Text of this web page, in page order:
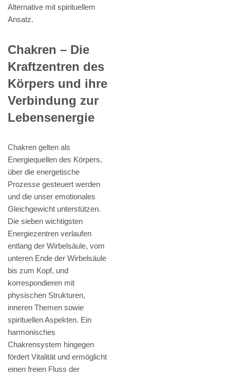
Alternative mit spirituellem
Ansatz.
Chakren – Die
Kraftzentren des
Körpers und ihre
Verbindung zur
Lebensenergie
Chakren gelten als
Energiequellen des Körpers,
über die energetische
Prozesse gesteuert werden
und die unser emotionales
Gleichgewicht unterstützen.
Die sieben wichtigsten
Energiezentren verlaufen
entlang der Wirbelsäule, vom
unteren Ende der Wirbelsäule
bis zum Kopf, und
korrespondieren mit
physischen Strukturen,
inneren Themen sowie
spirituellen Aspekten. Ein
harmonisches
Chakrensystem hingegen
fördert Vitalität und ermöglicht
einen freien Fluss der